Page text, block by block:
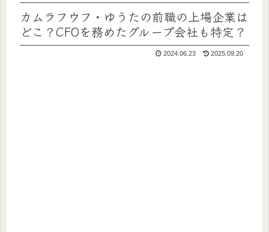
カムラフウフ・ゆうたの前職の上場企業は
どこ？CFOを務めたグループ会社も特定？
2024.06.23 2025.09.20